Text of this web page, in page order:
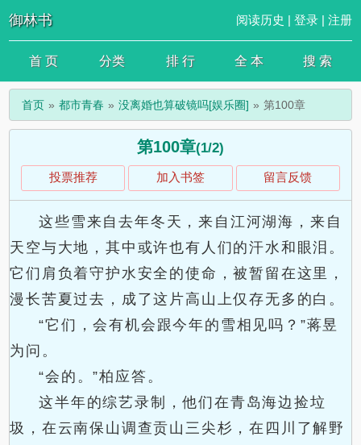
御林书 阅读历史 | 登录| 注册
首 页 分类 排 行 全 本 搜 索
首页 都市青春 没离婚也算破镜吗[娱乐圈] 第100章
第100章(1/2)
投票推荐 加入书签 留言反馈
这些雪来自去年冬天，来自江河湖海，来自
天空与大地，其中或许也有人们的汗水和眼泪。
它们肩负着守护水安全的使命，被暂留在这里，
漫长苦夏过去，成了这片高山上仅存无多的白。
“它们，会有机会跟今年的雪相见吗？”蒋昱
为问。
“会的。”柏应答。
这半年的综艺录制，他们在青岛海边捡垃
圾，在云南保山调查贡山三尖杉，在四川了解野